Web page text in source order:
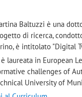
Baltuzzi è una
di ricerca,
è intitolato "Digital
laureata in European
challenges of
University of